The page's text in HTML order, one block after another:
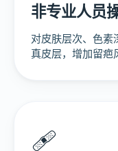
非专业人员
对皮肤层次、色素
真皮层，增加留疤
🩹